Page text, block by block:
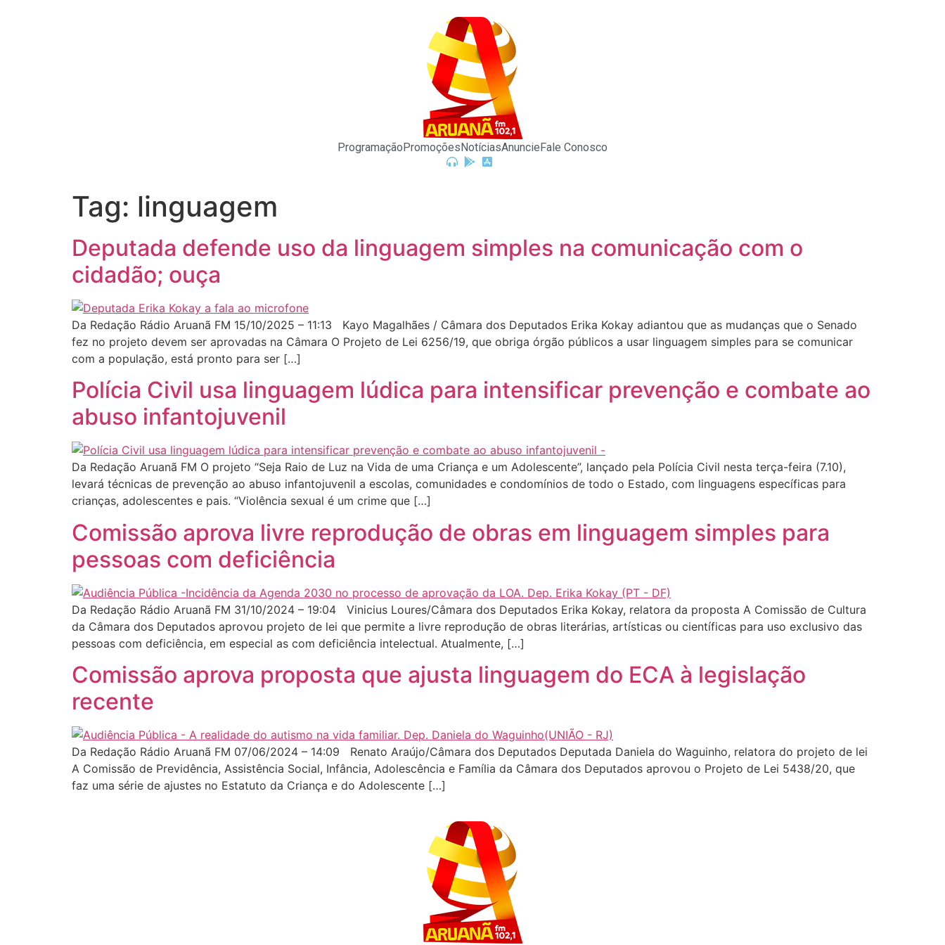
ProgramaçãoPromoçõesNotíciasAnuncieFale Conosco
Tag: linguagem
Deputada defende uso da linguagem simples na comunicação com o
cidadão; ouça
Da Redação Rádio Aruanã FM 15/10/2025 – 11:13 Kayo Magalhães / Câmara dos Deputados Erika Kokay adiantou que as mudanças que o Senado
fez no projeto devem ser aprovadas na Câmara O Projeto de Lei 6256/19, que obriga órgão públicos a usar linguagem simples para se comunicar
com a população, está pronto para ser […]
Polícia Civil usa linguagem lúdica para intensificar prevenção e combate ao
abuso infantojuvenil
Da Redação Aruanã FM O projeto “Seja Raio de Luz na Vida de uma Criança e um Adolescente”, lançado pela Polícia Civil nesta terça-feira (7.10),
levará técnicas de prevenção ao abuso infantojuvenil a escolas, comunidades e condomínios de todo o Estado, com linguagens específicas para
crianças, adolescentes e pais. “Violência sexual é um crime que […]
Comissão aprova livre reprodução de obras em linguagem simples para
pessoas com deficiência
Da Redação Rádio Aruanã FM 31/10/2024 – 19:04 Vinicius Loures/Câmara dos Deputados Erika Kokay, relatora da proposta A Comissão de Cultura
da Câmara dos Deputados aprovou projeto de lei que permite a livre reprodução de obras literárias, artísticas ou científicas para uso exclusivo das
pessoas com deficiência, em especial as com deficiência intelectual. Atualmente, […]
Comissão aprova proposta que ajusta linguagem do ECA à legislação
recente
Da Redação Rádio Aruanã FM 07/06/2024 – 14:09 Renato Araújo/Câmara dos Deputados Deputada Daniela do Waguinho, relatora do projeto de lei
A Comissão de Previdência, Assistência Social, Infância, Adolescência e Família da Câmara dos Deputados aprovou o Projeto de Lei 5438/20, que
faz uma série de ajustes no Estatuto da Criança e do Adolescente […]